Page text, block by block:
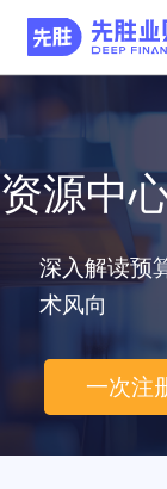
资源中
深入解读预
术风向
一次注